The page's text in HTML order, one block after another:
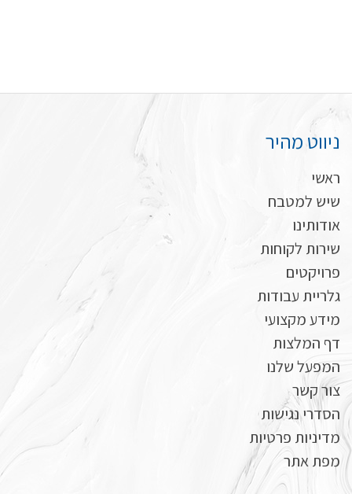
שיש גרניט פורצלן אינפיניטי
שיש למטבח ברמת גן
שיש למטבח בתל אביב
שיש למטבח ברעננה
שיש למטבח בהרצליה
ניווט מהיר
ראשי
שיש למטבח
אודותינו
שירות לקוחות
פרויקטים
גלריית עבודות
מידע מקצועי
דף המלצות
המפעל שלנו
צור קשר
הסדרי נגישות
מדיניות פרטיות
מפת אתר